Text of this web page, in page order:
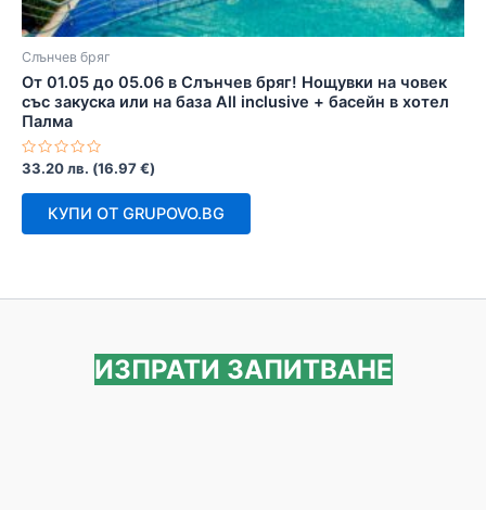
Слънчев бряг
От 01.05 до 05.06 в Слънчев бряг! Нощувки на човек
със закуска или на база All inclusive + басейн в хотел
Палма
Оценено
0
33.20лв. (16.97€)
КУПИ ОТ GRUPOVO.BG
ИЗПРАТИ ЗАПИТВАНЕ